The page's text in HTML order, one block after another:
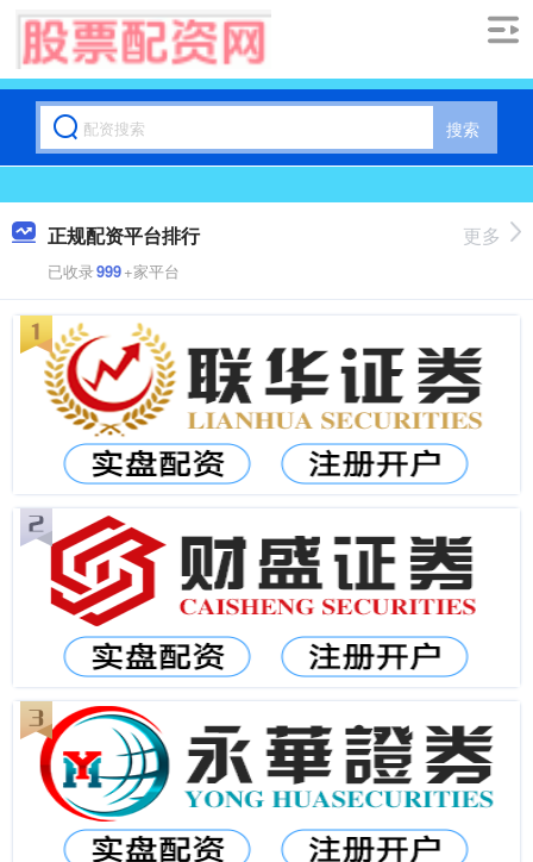
搜索
正规配资平台排行
已收录999+家平台
更多